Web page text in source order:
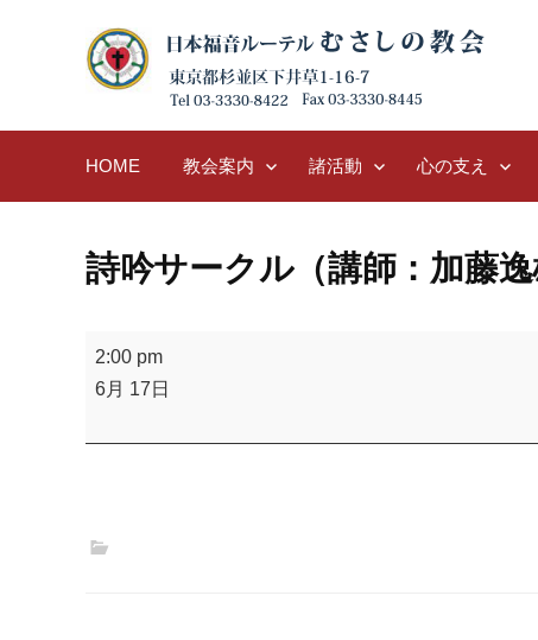
HOME 教会案内 諸活動 心の支え
詩吟サークル（講師：加藤逸
詩
吟
ー
（講
2:00 pm
6月 17日